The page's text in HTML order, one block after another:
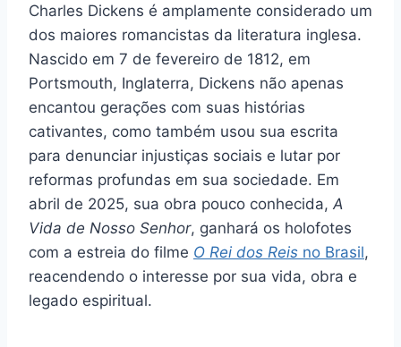
Charles Dickens é amplamente considerado um
dos maiores romancistas da literatura inglesa.
Nascido em 7 de fevereiro de 1812, em
Portsmouth, Inglaterra, Dickens não apenas
encantou gerações com suas histórias
cativantes, como também usou sua escrita
para denunciar injustiças sociais e lutar por
reformas profundas em sua sociedade. Em
abril de 2025, sua obra pouco conhecida, A
Vida de Nosso Senhor, ganhará os holofotes
com a estreia do filme O Rei dos Reis no Brasil,
reacendendo o interesse por sua vida, obra e
legado espiritual.